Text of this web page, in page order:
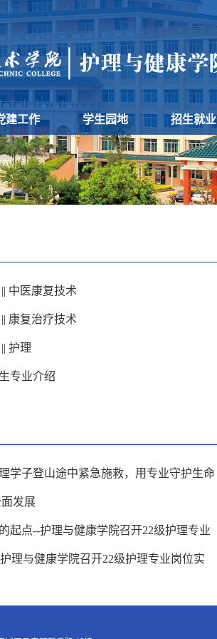
建工作 学生园地 招生就业
中医康复技术
康复治疗技术
护理
专业介绍
学子登山途中紧急施救，用专业守护生命
发展
起点--护理与健康学院召开22级护理专业
理与健康学院召开22级护理专业岗位实